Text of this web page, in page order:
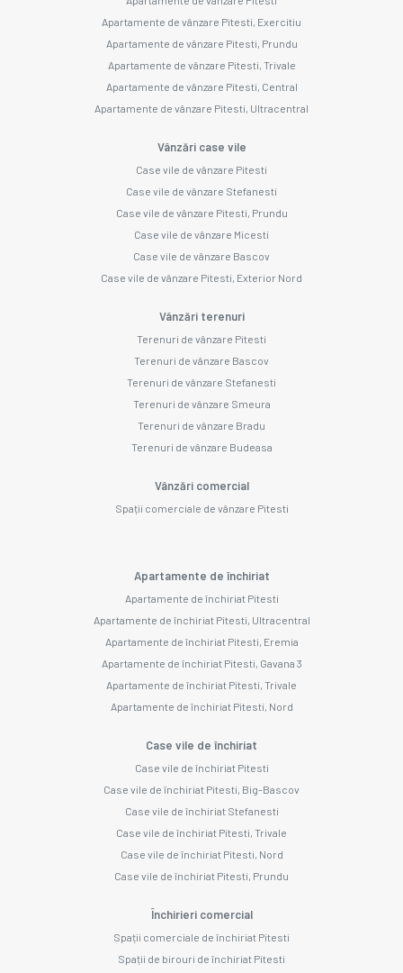
Apartamente de vânzare Pitesti, Exercitiu
Apartamente de vânzare Pitesti, Prundu
Apartamente de vânzare Pitesti, Trivale
Apartamente de vânzare Pitesti, Central
Apartamente de vânzare Pitesti, Ultracentral
Vânzări case vile
Case vile de vânzare Pitesti
Case vile de vânzare Stefanesti
Case vile de vânzare Pitesti, Prundu
Case vile de vânzare Micesti
Case vile de vânzare Bascov
Case vile de vânzare Pitesti, Exterior Nord
Vânzări terenuri
Terenuri de vânzare Pitesti
Terenuri de vânzare Bascov
Terenuri de vânzare Stefanesti
Terenuri de vânzare Smeura
Terenuri de vânzare Bradu
Terenuri de vânzare Budeasa
Vânzări comercial
Spații comerciale de vânzare Pitesti
Apartamente de închiriat
Apartamente de închiriat Pitesti
Apartamente de închiriat Pitesti, Ultracentral
Apartamente de închiriat Pitesti, Eremia
Apartamente de închiriat Pitesti, Gavana 3
Apartamente de închiriat Pitesti, Trivale
Apartamente de închiriat Pitesti, Nord
Case vile de închiriat
Case vile de închiriat Pitesti
Case vile de închiriat Pitesti, Big-Bascov
Case vile de închiriat Stefanesti
Case vile de închiriat Pitesti, Trivale
Case vile de închiriat Pitesti, Nord
Case vile de închiriat Pitesti, Prundu
Închirieri comercial
Spații comerciale de închiriat Pitesti
Spații de birouri de închiriat Pitesti